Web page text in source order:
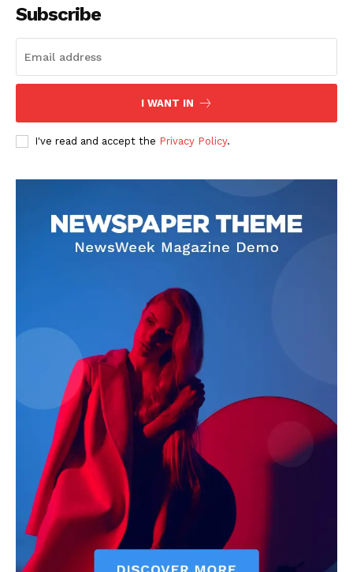
Subscribe
I WANT IN
I've read and accept the Privacy Policy.